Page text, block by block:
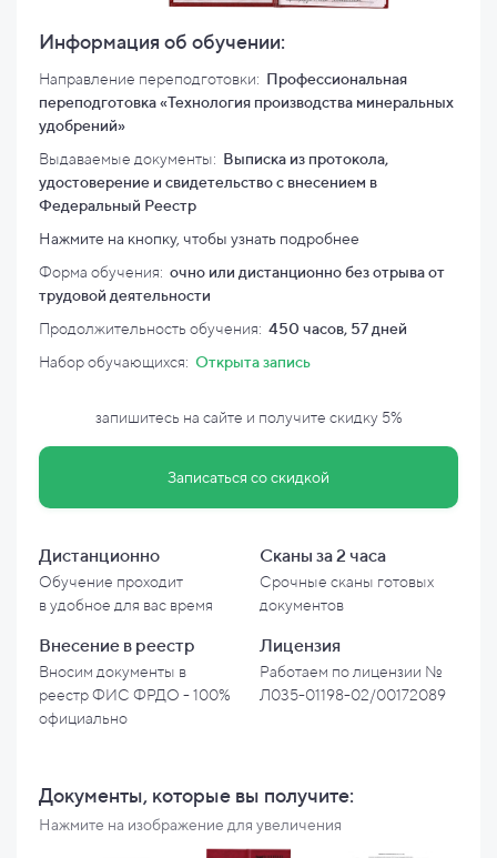
Информация об обучении:
Направление переподготовки: Профессиональная
переподготовка «Технология производства минеральных
удобрений»
Выдаваемые документы: Выписка из протокола,
удостоверение и свидетельство с внесением в
Федеральный Реестр
Нажмите на кнопку, чтобы узнать подробнее
Форма обучения: очно или дистанционно без отрыва от
трудовой деятельности
Продолжительность обучения: 450 часов, 57 дней
Набор обучающихся: Открыта запись
запишитесь на сайте и получите скидку 5%
Записаться со скидкой
Дистанционно
Обучение проходит
вудобное для вас время
Сканы за 2 часа
Срочные сканы готовых
документов
Внесение в реестр
Вносим документы в
реестр ФИС ФРДО - 100%
официально
Лицензия
Работаем по лицензии №
Л035-01198-02/00172089
Документы, которые вы получите:
Нажмите на изображение для увеличения